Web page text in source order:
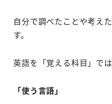
自分で調べたことや考え
す。
英語を「覚える科目」では
「使う言語」